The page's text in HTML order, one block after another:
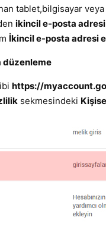
tablet,bilgisayar
ikincil e-posta adresi
İkincil e-posta adresi
düzenleme
https://
sekmesindeki